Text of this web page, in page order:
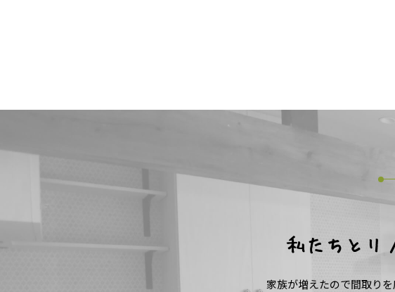
私たちとリ
家族が増えたので間取り